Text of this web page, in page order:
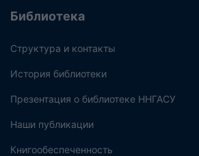
Библиотека
Структура и контакты
История библиотеки
Презентация о библиотеке ННГАСУ
Наши публикации
Книгообеспеченность